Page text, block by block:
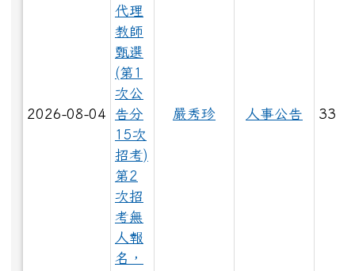
LINE_ALBUM_1150529_260603_38.jpg
LINE_ALBUM_1150528大頭照_260529_55.jpg
LINE_ALBUM_1150528大頭照_260529_56.jpg
2026-08-04
代理
教師
甄選
(第1
次公
告分
15次
招考)
第2
次招
考無
人報
名，
嚴秀珍 人事公告 33